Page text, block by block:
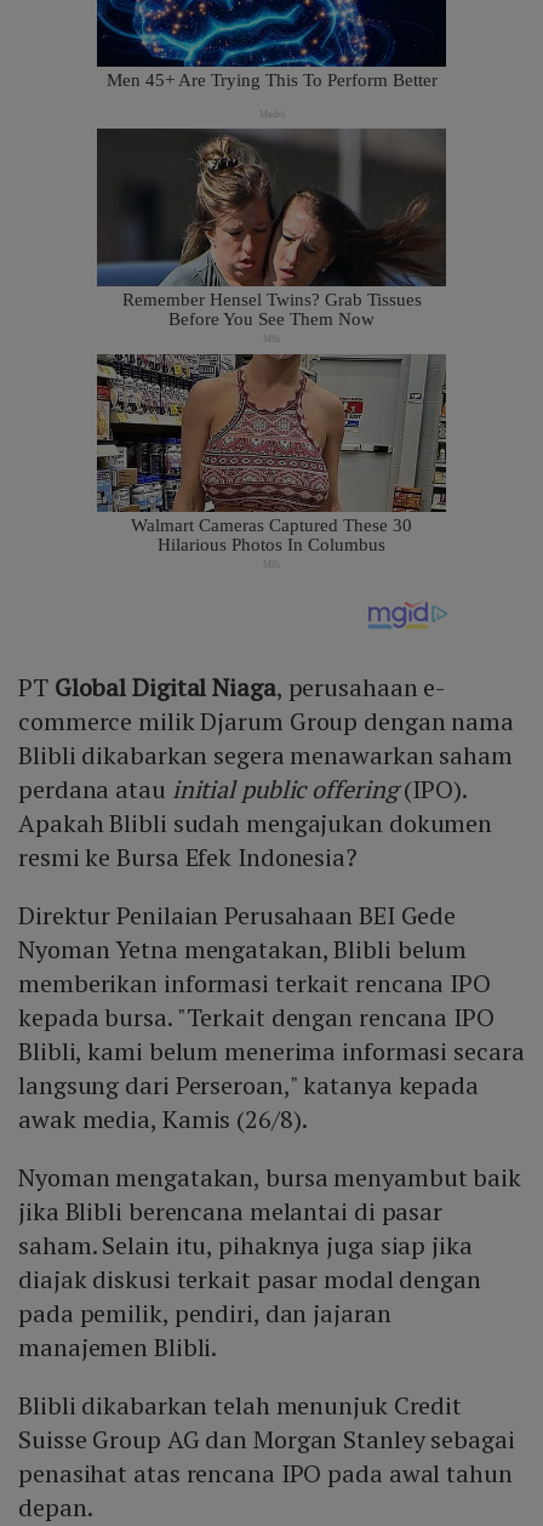
PT Global Digital Niaga, perusahaan e-
commerce milik Djarum Group dengan nama
Blibli dikabarkan segera menawarkan saham
perdana atau initial public offering(IPO).
Apakah Blibli sudah mengajukan dokumen
resmi ke Bursa Efek Indonesia?
Direktur Penilaian Perusahaan BEI Gede
Nyoman Yetna mengatakan, Blibli belum
memberikan informasi terkait rencana IPO
kepada bursa. "Terkait dengan rencana IPO
Blibli, kami belum menerima informasi secara
langsung dari Perseroan," katanya kepada
awak media, Kamis (26/8).
Nyoman mengatakan, bursa menyambut baik
jika Blibli berencana melantai di pasar
saham. Selain itu, pihaknya juga siap jika
diajak diskusi terkait pasar modal dengan
pada pemilik, pendiri, dan jajaran
manajemen Blibli.
Blibli dikabarkan telah menunjuk Credit
Suisse Group AG dan Morgan Stanley sebagai
penasihat atas rencana IPO pada awal tahun
depan.